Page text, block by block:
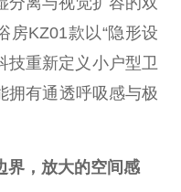
房KZ01款以“隐形设
技重新定义小户型卫
拥有通透呼吸感与极
界，放大的空间感